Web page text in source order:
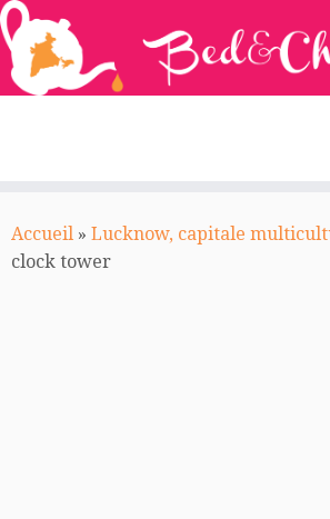
au
contenu
Accueil » Lucknow, capitale
clock tower